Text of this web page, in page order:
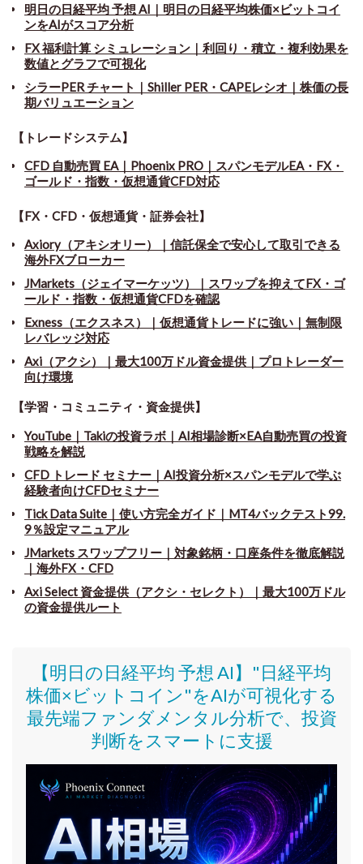
明日の日経平均 予想 AI｜明日の日経平均株価×ビットコイ
ンをAIがスコア分析
FX 福利計算 シミュレーション｜利回り・積立・複利効果を
数値とグラフで可視化
シラーPER チャート ｜ Shiller PER・CAPEレシオ｜株価の長
期バリュエーション
【トレードシステム】
CFD 自動売買 EA｜Phoenix PRO｜スパンモデルEA・FX・
ゴールド・指数・仮想通貨CFD対応
【FX・CFD・仮想通貨・証券会社】
Axiory（アキシオリー）｜信託保全で安心して取引できる
海外FXブローカー
JMarkets（ジェイマーケッツ）｜スワップを抑えてFX・ゴ
ールド・指数・仮想通貨CFDを確認
Exness（エクスネス）｜仮想通貨トレードに強い｜無制限
レバレッジ対応
Axi（アクシ）｜最大100万ドル資金提供｜プロトレーダー
向け環境
【学習・コミュニティ・資金提供】
YouTube｜Takiの投資ラボ｜AI相場診断×EA自動売買の投資
戦略を解説
CFD トレード セミナー ｜ AI投資分析×スパンモデルで学ぶ
経験者向けCFDセミナー
Tick Data Suite ｜ 使い方完全ガイド｜MT4バックテスト99.
9％設定マニュアル
JMarkets スワップフリー ｜ 対象銘柄・口座条件を徹底解説
｜海外FX・CFD
Axi Select 資金提供（アクシ・セレクト）｜最大100万ドル
の資金提供ルート
【明日の日経平均 予想 AI】"日経平均
株価×ビットコイン"をAIが可視化する
最先端ファンダメンタル分析で、投資
判断をスマートに支援